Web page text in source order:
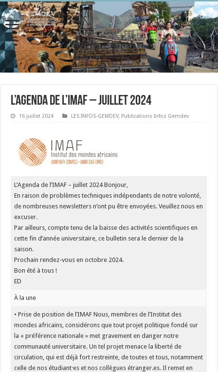
L’Agenda de l’IMAF – juillet 2024
16 juillet 2024 LES INFOS-GEMDEV, Publications Infos Gemdev
L’Agenda de l’IMAF – juillet 2024 Bonjour,
En raison de problèmes techniques indépendants de notre volonté,
de nombreuses newsletters n’ont pu être envoyées. Veuillez nous en
excuser.
Par ailleurs, compte tenu de la baisse des activités scientifiques en
cette fin d’année universitaire, ce bulletin sera le dernier de la
saison.
Prochain rendez-vous en octobre 2024.
Bon été à tous !
ED
À la une
• Prise de position de l’IMAF Nous, membres de l’Institut des
mondes africains, considérons que tout projet politique fondé sur
la « préférence nationale » met gravement en danger notre
communauté universitaire. Un tel projet menace la liberté de
circulation, qui est déjà fort restreinte, de toutes et tous, notamment
celle de nos étudiant·es et nos collègues étranger.es. Il remet en